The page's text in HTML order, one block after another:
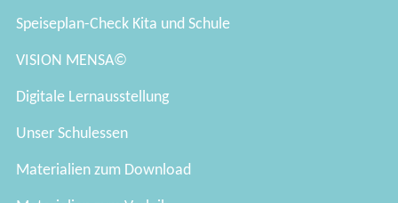
Speiseplan-Check Kita und Schule
VISION MENSA©
Digitale Lernausstellung
Unser Schulessen
Materialien zum Download